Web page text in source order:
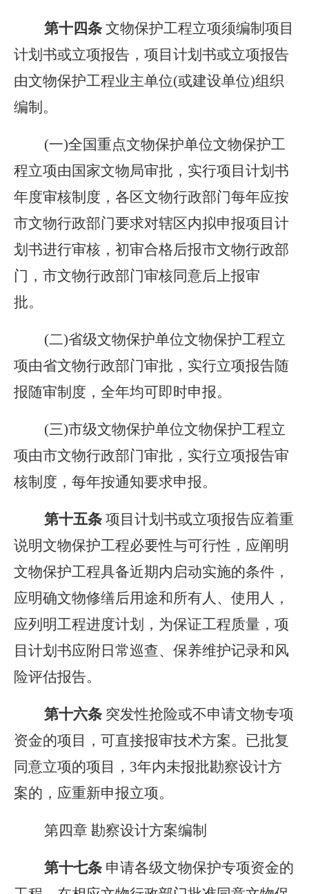
第十 四条 文物保护工程立项须编制项目
计划书或立项报告，项目计划书或立项报告
由文物保护工程业主单位(或建设单位)组织
编制。
(一)全国重点文物保护单位文物保护工
程立项由国家文物局审批，实行项目计划书
年度审核制度，各区文物行政部门每年应按
市文物行政部门要求对辖区内拟申报项目计
划书进行审核，初审合格后报市文物行政部
门，市文物行政部门审核同意后上报审
批。
(二)省级文物保护单位文物保护工程立
项由省文物行政部门审批，实行立项报告随
报随审制度，全年均可即时申报。
(三)市级文物保护单位文物保护工程立
项由市文物行政部门审批，实行立项报告审
核制度，每年按通知要求申报。
第十五条 项目计划书或立项报告应着重
说明文物保护工程必要性与可行性，应阐明
文物保护工程具备近期内启动实施的条件，
应明确文物修缮后用途和所有人、使用人，
应列明工程进度计划，为保证工程质量，项
目计划书应附日常巡查、保养维护记录和风
险评估报告。
第十六条 突发性抢险或不申请文物专项
资金的项目，可直接报审技术方案。已批复
同意立项的项目，3年内未报批勘察设计方
案的，应重新申报立项。
第四章 勘察设计方案编制
第十七条 申请各级文物保护专项资金的